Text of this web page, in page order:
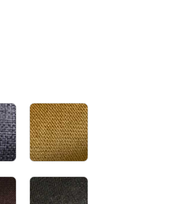
Szary
|
Len
Stare
złoto
Brązowy Grafitowy